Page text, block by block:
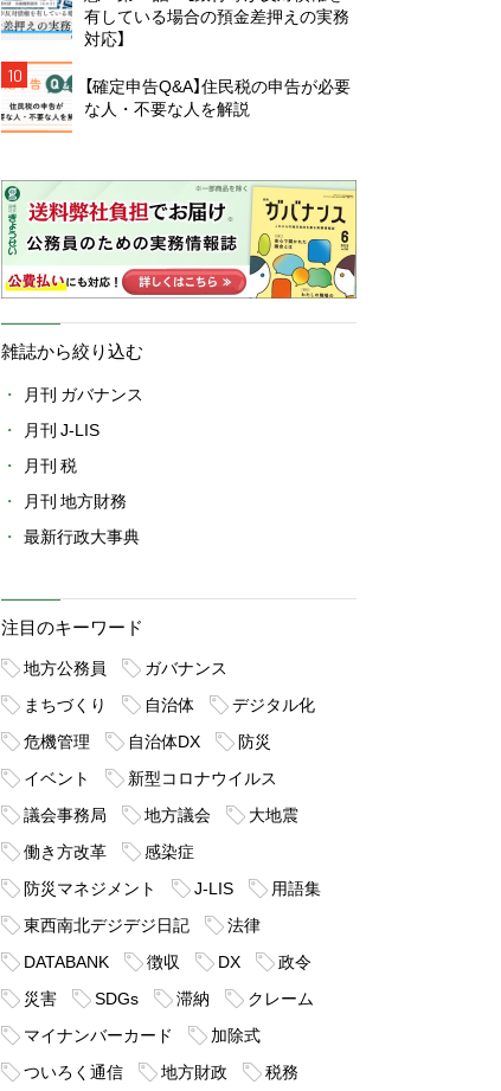
有している場合の預金差押えの実務
対応】
10
【確定申告Q&A】住民税の申告が必要
な人・不要な人を解説
雑誌から絞り込む
月刊 ガバナンス
月刊 J-LIS
月刊 税
月刊 地方財務
最新行政大事典
注目のキーワード
地方公務員
ガバナンス
まちづくり
自治体
デジタル化
危機管理
自治体DX
防災
イベント
新型コロナウイルス
議会事務局
地方議会
大地震
働き方改革
感染症
防災マネジメント
J-LIS
用語集
東西南北デジデジ日記
法律
DATABANK
徴収 DX
政令
災害
SDGs 滞納
クレーム
マイナンバーカード
加除式
ついろく通信
地方財政
税務